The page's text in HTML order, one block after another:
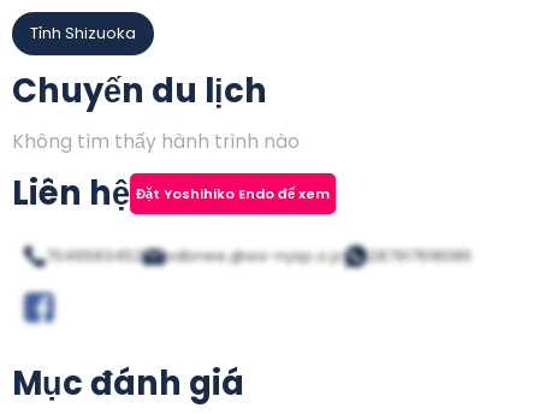
Tỉnh Shizuoka
Chuyến du lịch
Không tìm thấy hành trình nào
Liên hệ Đặt Yoshihiko Endo để xem
7046583452 vdbnee.@ws-nysp.o.jc 287917618086
Mục đánh giá